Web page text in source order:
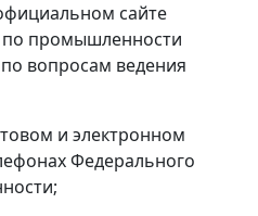
сайте
по промышленности
вопросам ведения
и электронном
Федерального